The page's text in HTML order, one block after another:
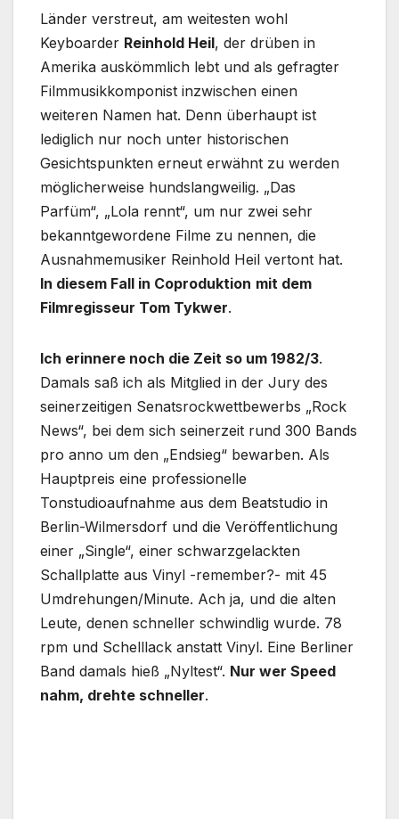
Länder verstreut, am weitesten wohl
Keyboarder Reinhold Heil, der drüben in
Amerika auskömmlich lebt und als gefragter
Filmmusikkomponist inzwischen einen
weiteren Namen hat. Denn überhaupt ist
lediglich nur noch unter historischen
Gesichtspunkten erneut erwähnt zu werden
möglicherweise hundslangweilig. „Das
Parfüm“, „Lola rennt“, um nur zwei sehr
bekanntgewordene Filme zu nennen, die
Ausnahmemusiker Reinhold Heil vertont hat.
In diesem Fall in Coproduktion mit dem
Filmregisseur Tom Tykwer.
Ich erinnere noch die Zeit so um 1982/3.
Damals saß ich als Mitglied in der Jury des
seinerzeitigen Senatsrockwettbewerbs „Rock
News“, bei dem sich seinerzeit rund 300 Bands
pro anno um den „Endsieg“ bewarben. Als
Hauptpreis eine professionelle
Tonstudioaufnahme aus dem Beatstudio in
Berlin-Wilmersdorf und die Veröffentlichung
einer „Single“, einer schwarzgelackten
Schallplatte aus Vinyl -remember?- mit 45
Umdrehungen/Minute. Ach ja, und die alten
Leute, denen schneller schwindlig wurde. 78
rpm und Schelllack anstatt Vinyl. Eine Berliner
Band damals hieß „Nyltest“. Nur wer Speed
nahm, drehte schneller.